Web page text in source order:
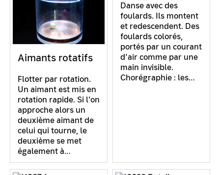
Aimants rotatifs
Flotter par rotation.
Un aimant est mis en
rotation rapide. Si l'on
approche alors un
deuxième aimant de
celui qui tourne, le
deuxième se met
également à…
Danse avec des
foulards. Ils montent
et redescendent. Des
foulards colorés,
portés par un courant
d’air comme par une
main invisible.
Chorégraphie : les…